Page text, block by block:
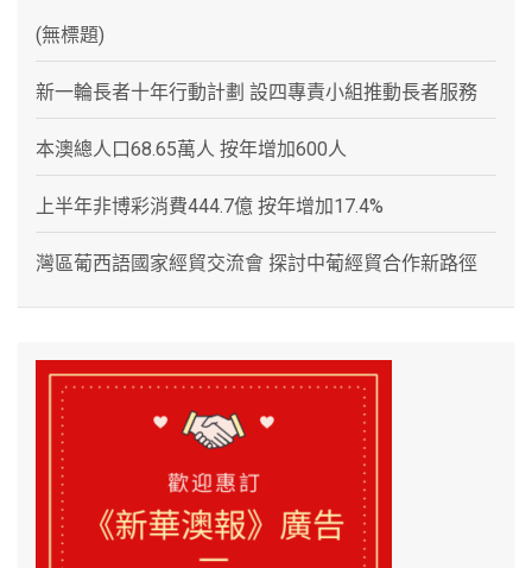
(無標題)
新一輪長者十年行動計劃 設四專責小組推動長者服務
本澳總人口68.65萬人 按年增加600人
上半年非博彩消費444.7億 按年增加17.4%
灣區葡西語國家經貿交流會 探討中葡經貿合作新路徑